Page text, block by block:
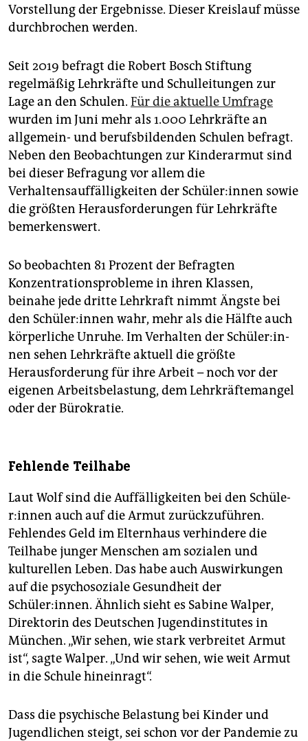
Vorstellung der Ergebnisse. Dieser Kreislauf müsse
durchbrochen werden.
Seit 2019 befragt die Robert Bosch Stiftung
regelmäßig Lehrkräfte und Schulleitungen zur
Lage an den Schulen. Für die aktuelle Umfrage
wurden im Juni mehr als 1.000 Lehrkräfte an
allgemein- und berufsbildenden Schulen befragt.
Neben den Beobachtungen zur Kinderarmut sind
bei dieser Befragung vor allem die
Verhaltensauffälligkeiten der Schü­le­r:in­nen sowie
die größten Herausforderungen für Lehrkräfte
bemerkenswert.
So beobachten 81 Prozent der Befragten
Konzentrationsprobleme in ihren Klassen,
beinahe jede dritte Lehrkraft nimmt Ängste bei
den Schü­le­r:in­nen wahr, mehr als die Hälfte auch
körperliche Unruhe. Im Verhalten der Schü­le­r:in­
nen sehen Lehrkräfte aktuell die größte
Herausforderung für ihre Arbeit – noch vor der
eigenen Arbeitsbelastung, dem Lehrkräftemangel
oder der Bürokratie.
Fehlende Teilhabe
Laut Wolf sind die Auffälligkeiten bei den Schü­le­
r:in­nen auch auf die Armut zurückzuführen.
Fehlendes Geld im Elternhaus verhindere die
Teilhabe junger Menschen am sozialen und
kulturellen Leben. Das habe auch Auswirkungen
auf die psychosoziale Gesundheit der
Schüler:innen. Ähnlich sieht es Sabine Walper,
Direktorin des Deutschen Jugendinstitutes in
München. „Wir sehen, wie stark verbreitet Armut
ist“, sagte Walper. „Und wir sehen, wie weit Armut
in die Schule hineinragt“.
Dass die psychische Belastung bei Kinder und
Jugendlichen steigt, sei schon vor der Pandemie zu